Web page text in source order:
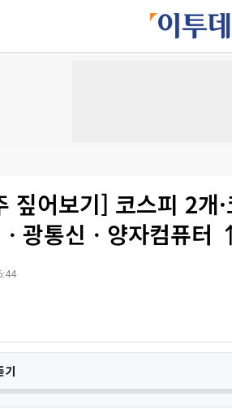
짚어보기] 코스피 2
광통신ㆍ양자컴퓨터
기